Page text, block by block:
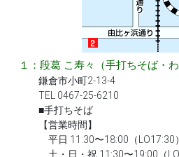
１：段葛 こ寿々（手打ちそば・わ
鎌倉市小町2-13-4
TEL 0467-25-6210
■手打ちそば
【営業時間】
平日 11:30〜18:00（LO17:30）
土・日・祝 11:30〜19:00（